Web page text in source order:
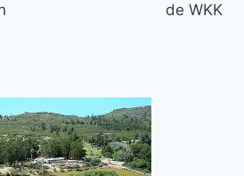
de WKK